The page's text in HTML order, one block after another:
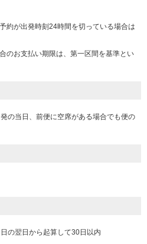
約が出発時刻24時間を切っている場合は
のお支払い期限は、第一区間を基準とい
の当日、前便に空席がある場合でも便の
の翌日から起算して30日以内